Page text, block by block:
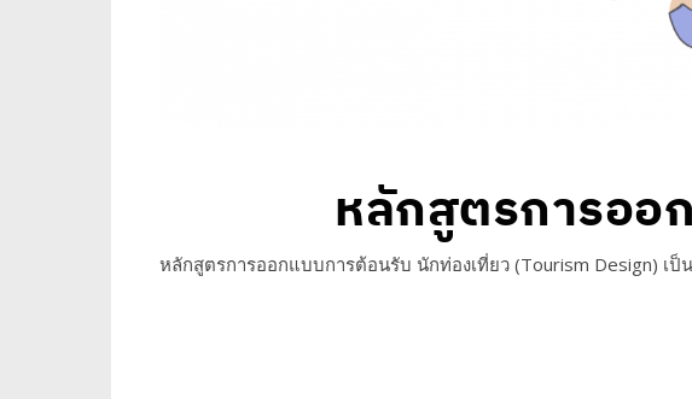
หลักสูตรการออ
หลักสูตรการออกแบบการต้อนรับ นักท่องเที่ยว (Tourism Design) เป็